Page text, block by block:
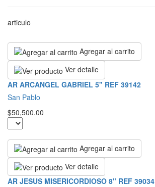
articulo
Agregar al carrito
Ver detalle
AR ARCANGEL GABRIEL 5" REF 39142
San Pablo
$50,500.00
Agregar al carrito
Ver detalle
AR JESUS MISERICORDIOSO 8" REF 39034